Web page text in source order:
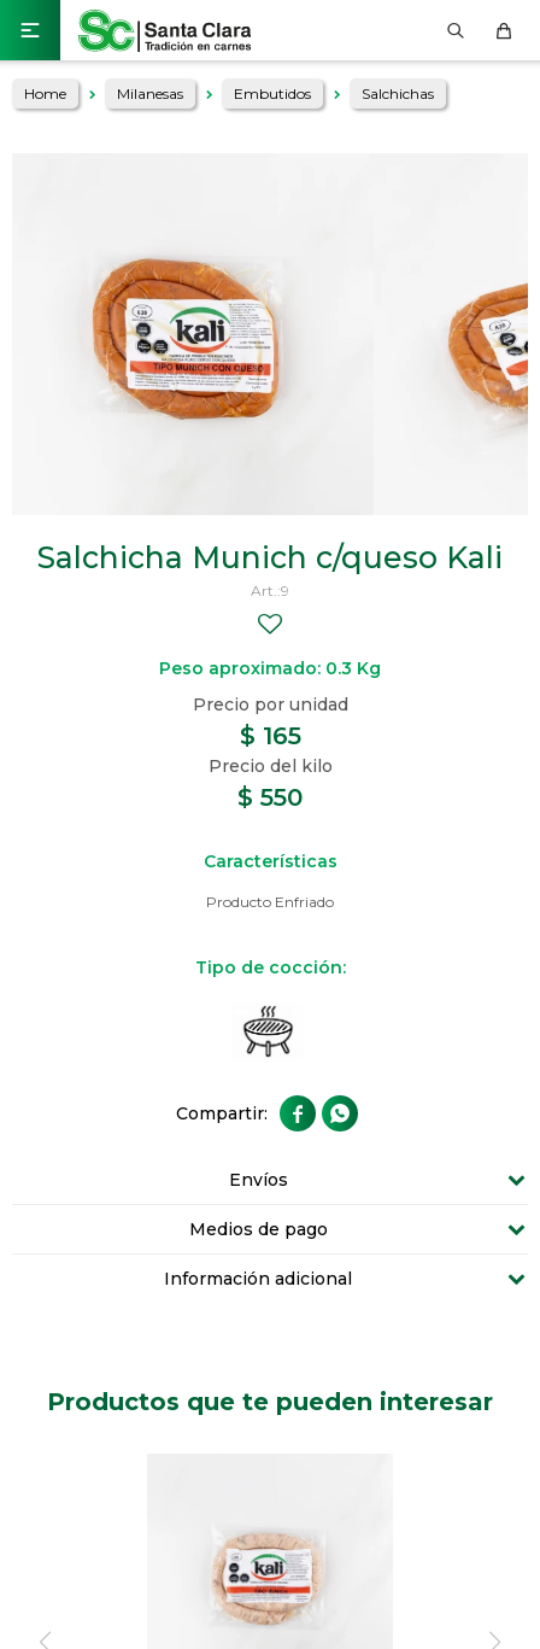

Home Milanesas Embutidos Salchichas
Salchicha Munich c/queso Kali
9
Peso aproximado: 0.3 Kg
$ 550
$ 165
Características
Producto Enfriado
Tipo de cocción:
 
Envíos
Medios de pago
Información adicional
Productos que te pueden interesar